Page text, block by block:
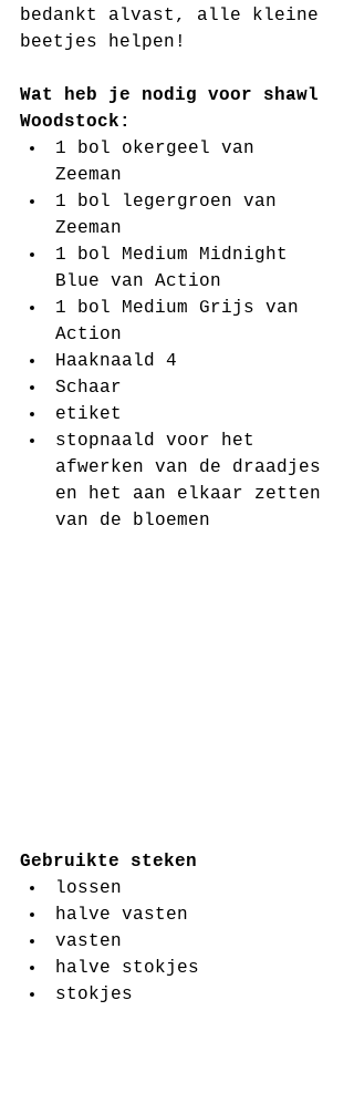
bedankt alvast, alle kleine
beetjes helpen!
Wat heb je nodig voor shawl
Woodstock:
1 bol okergeel van
Zeeman
1 bol legergroen van
Zeeman
1 bol Medium Midnight
Blue van Action
1 bol Medium Grijs van
Action
Haaknaald 4
Schaar
etiket
stopnaald voor het
afwerken van de draadjes
en het aan elkaar zetten
van de bloemen
Gebruikte steken
lossen
halve vasten
vasten
halve stokjes
stokjes